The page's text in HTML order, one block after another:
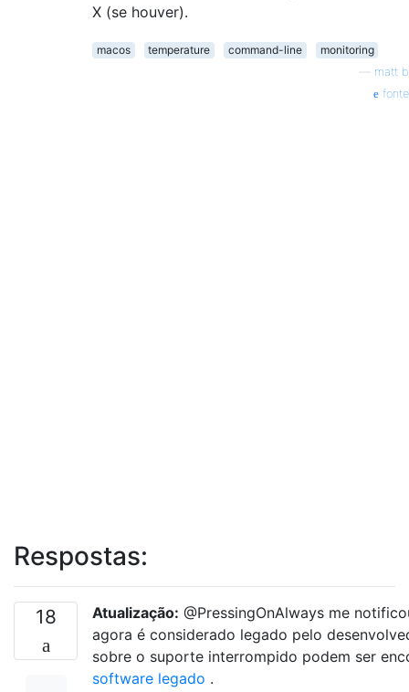
X (se houver).
macos temperature command-line
monitoring
matt b
fonte
Respostas:
18 Atualização: @PressingOnAlways me
agora é considerado legado pelo
sobre o suporte interrompido podem ser
software legado .